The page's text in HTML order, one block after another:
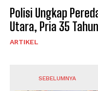
Polisi Ungkap
Utara, Pria 35
ARTIKEL
SEBELUMNYA